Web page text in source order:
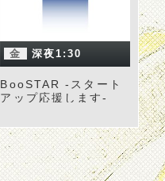
金 深夜1:30
BooSTAR -スタート
アップ応援します-